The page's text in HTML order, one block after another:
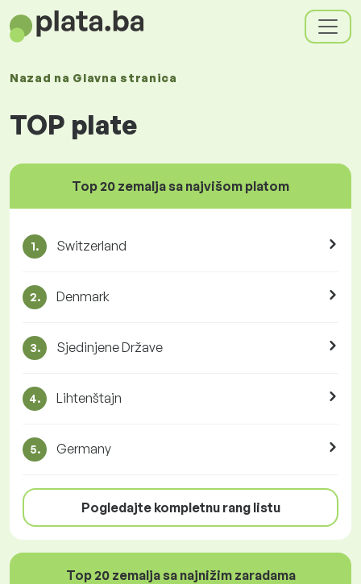
Nazad na Glavna stranica
TOP plate
Top 20 zemalja sa najvišom platom
1. Switzerland
2. Denmark
3. Sjedinjene Države
4. Lihtenštajn
5. Germany
Pogledajte kompletnu rang listu
Top 20 zemalja sa najnižim zaradama